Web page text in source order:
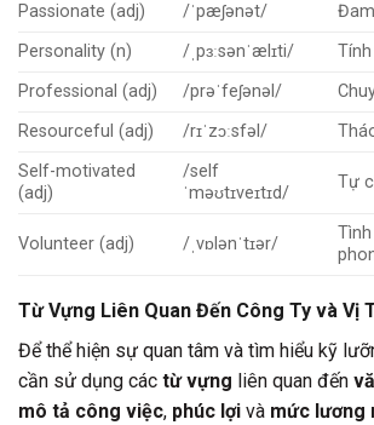
Passionate (adj)
/ˈpæʃənət/
Personality (n)
/ˌpɜːsənˈælɪti/
Professional (adj)
/prəˈfeʃənəl/
Resourceful (adj)
/rɪˈzɔːsfəl/
Self-motivated
(adj)
/self
ˈməʊtɪveɪtɪd/
Tự
Volunteer (adj) /ˌvɒlənˈtɪər/
Từ Vựng Liên Quan Đến Công Ty và Vị
Để thể hiện sự quan tâm và tìm hiểu kỹ
cần sử dụng các từ vựng liên quan đến
mô tả công việc, phúc lợi và mức lương